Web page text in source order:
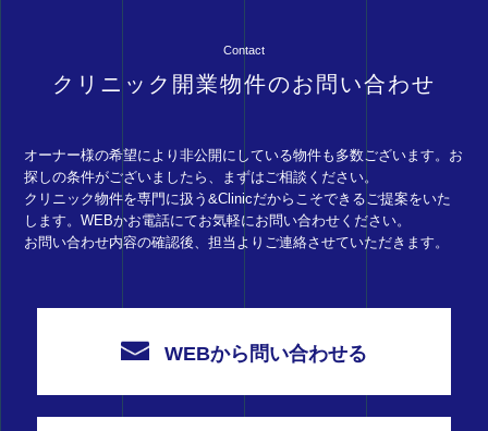
Contact
クリニック開業物件のお問い合わせ
オーナー様の希望により非公開にしている物件も多数ございます。お
探しの条件がございましたら、まずはご相談ください。
クリニック物件を専門に扱う&Clinicだからこそできるご提案をいた
します。WEBかお電話にてお気軽にお問い合わせください。
お問い合わせ内容の確認後、担当よりご連絡させていただきます。
WEBから問い合わせる